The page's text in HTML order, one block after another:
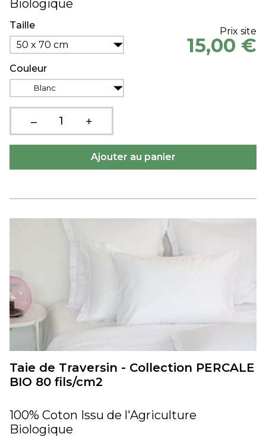
Biologique
Taille
50 x 70 cm
Couleur
Blanc
Prix site
15,00 €
Taie de Traversin - Collection PERCALE
BIO 80 fils/cm2
100% Coton Issu de l'Agriculture
Biologique